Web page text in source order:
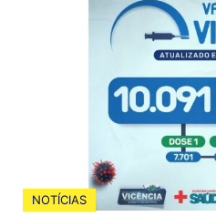
NOTÍCIAS